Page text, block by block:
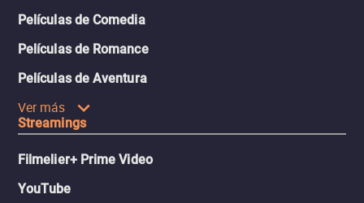
Películas de Comedia
Películas de Romance
Películas de Aventura
Ver más
Streamings
Filmelier+ Prime Video
YouTube